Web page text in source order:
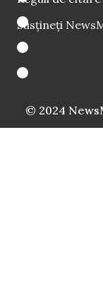
Susțineți
© 2024